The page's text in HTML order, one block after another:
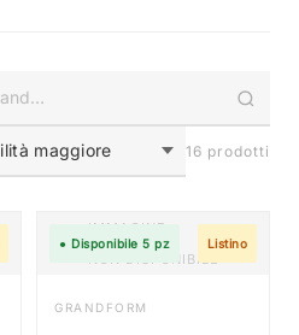
16 prodotti
IMMAGINE
NON DISPONIBILE
● Disponibile 5 pz Listino
GRANDFORM